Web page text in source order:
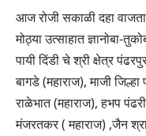
आज रोजी सकाळी दहा
मोठ्या उत्साहात ज्ञानोबा-
पायी दिंडी चे श्री क्षेत्र
बागडे (महाराज), माजी
राळेभात (महाराज), हभप
मंजरतकर ( महाराज) ,जैन